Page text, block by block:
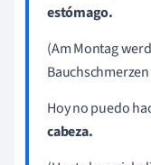
estómago.
(Am Montag
Hoynopuedo
cabeza.